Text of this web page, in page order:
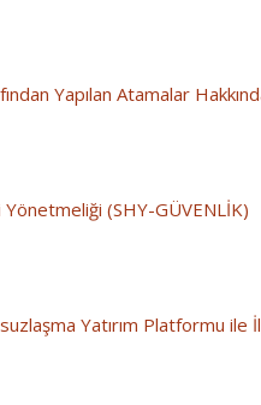
Yapılan Atamalar
Yönetmeliği (SHY-GÜVENLİK)
Yatırım Platformu ile